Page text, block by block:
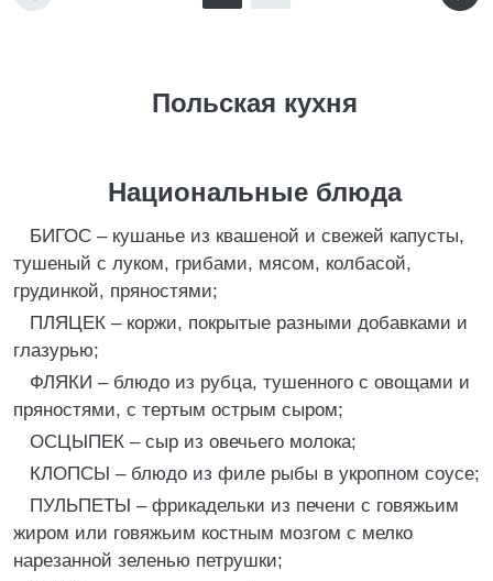
Польская кухня
Национальные блюда
БИГОС – кушанье из квашеной и свежей капусты,
тушеный с луком, грибами, мясом, колбасой,
грудинкой, пряностями;
ПЛЯЦЕК – коржи, покрытые разными добавками и
глазурью;
ФЛЯКИ – блюдо из рубца, тушенного с овощами и
пряностями, с тертым острым сыром;
ОСЦЫПЕК – сыр из овечьего молока;
КЛОПСЫ – блюдо из филе рыбы в укропном соусе;
ПУЛЬПЕТЫ – фрикадельки из печени с говяжьим
жиром или говяжьим костным мозгом с мелко
нарезанной зеленью петрушки;